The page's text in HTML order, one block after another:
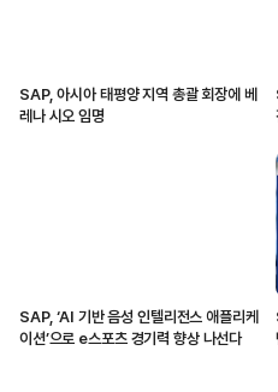
SAP, 아시아 태평양 지역 총괄 회장에 베
레나 시오 임명
SAP, ‘AI 기반 음성 인텔리전스 애플리케
이션’으로 e스포츠 경기력 향상 나선다